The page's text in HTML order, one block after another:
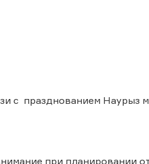
с празднованием
при планировании